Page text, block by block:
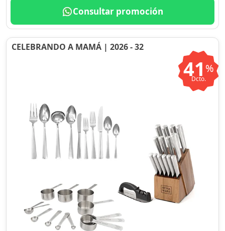
Consultar promoción
CELEBRANDO A MAMÁ | 2026 - 32
41 %
Dcto.